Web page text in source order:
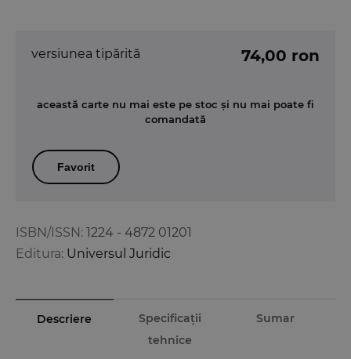
ISBN/ISSN: 1224 - 4872 01201
Editura: Universul Juridic
versiunea tipărită 74,00 ron
această carte nu mai este pe stoc și nu mai poate fi
comandată
Favorit
Descriere
Specificații
tehnice
Sumar